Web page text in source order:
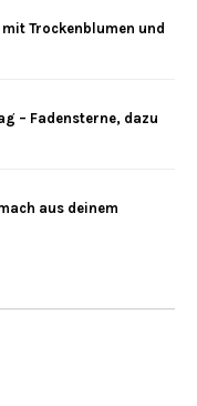
Trockenblumen und
– Fadensterne, dazu
aus deinem